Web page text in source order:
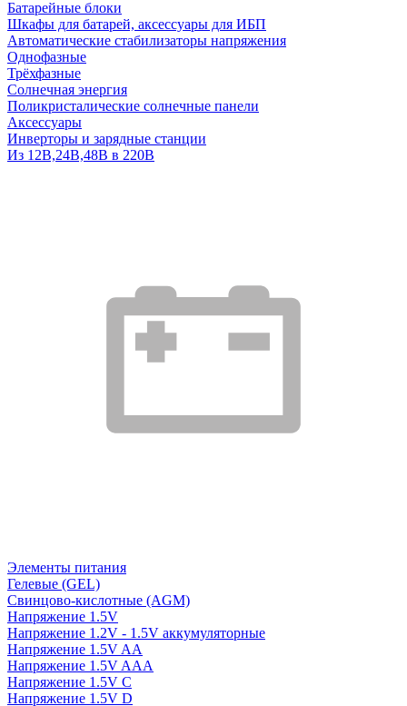
Батарейные блоки
Шкафы для батарей, аксессуары для ИБП
Автоматические стабилизаторы напряжения
Однофазные
Трёхфазные
Солнечная энергия
Поликристалические солнечные панели
Аксессуары
Инверторы и зарядные станции
Из 12В,24В,48В в 220В
Элементы питания
Гелевые (GEL)
Свинцово-кислотные (AGM)
Напряжение 1.5V
Напряжение 1.2V - 1.5V аккумуляторные
Напряжение 1.5V AA
Напряжение 1.5V AAA
Напряжение 1.5V C
Напряжение 1.5V D